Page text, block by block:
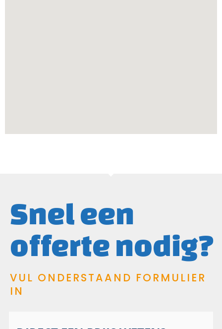
Snel een
offerte nodig?
VUL ONDERSTAAND FORMULIER
IN